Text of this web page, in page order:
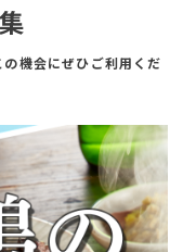
機会にぜひご利用くだ